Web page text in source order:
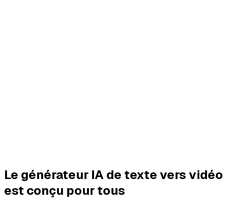
Le générateur IA de texte vers vidéo
est conçu pour tous